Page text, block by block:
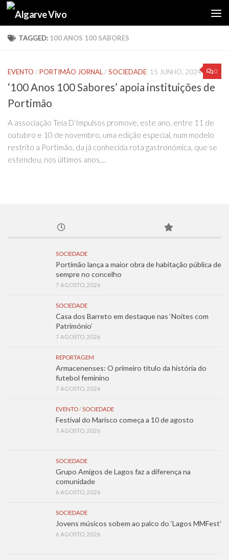
Skip to content
TAGGED: 100 ANOS 100 SABORES
0
EVENTO /PORTIMÃO JORNAL /SOCIEDADE 15 JUNHO, 2024
‘100 Anos 100 Sabores’ apoia instituições de
Portimão
A associação Teia D’Impulsos promove, este ano, entre 11 de
outubro e 10 de novembro, uma edição especial, num modelo
restrito a Portimão, da já conhecida rota gastronómica, que se
estendeu, nos últimos anos,...
SOCIEDADE
Portimão lança a maior obra de habitação pública de
sempre no concelho
7 AGOSTO, 2026
SOCIEDADE
Casa dos Barreto em destaque nas ‘Noites com
Património’
7 AGOSTO, 2026
REPORTAGEM
Armacenenses: O primeiro título da história do
futebol feminino
7 AGOSTO, 2026
EVENTO/SOCIEDADE
Festival do Marisco começa a 10 de agosto
7 AGOSTO, 2026
SOCIEDADE
Grupo Amigos de Lagos faz a diferença na
comunidade
6 AGOSTO, 2026
SOCIEDADE
Jovens músicos sobem ao palco do ‘Lagos MMFest’
6 AGOSTO, 2026